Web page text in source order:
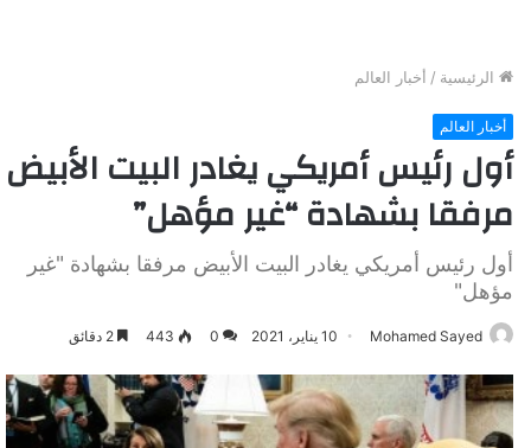
الرئيسية / أخبار العالم
أخبار العالم
أول رئيس أمريكي يغادر البيت الأبيض
مرفقا بشهادة “غير مؤهل”
أول رئيس أمريكي يغادر البيت الأبيض مرفقا بشهادة "غير
مؤهل"
Mohamed Sayed 10 يناير، 2021 0
443